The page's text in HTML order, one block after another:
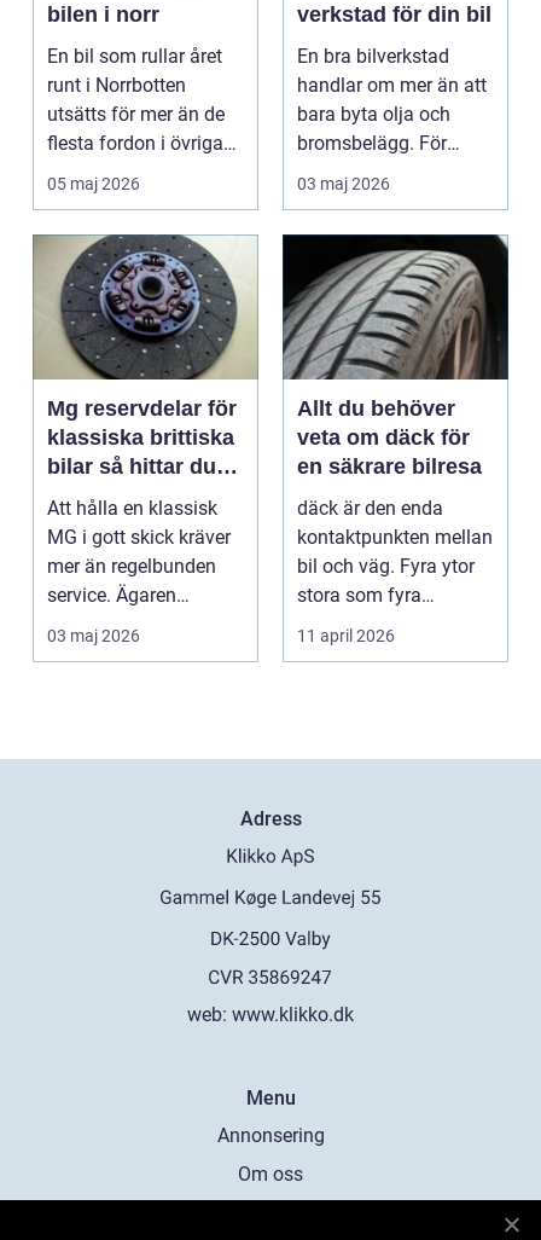
bilen i norr
En bil som rullar året
runt i Norrbotten
utsätts för mer än de
flesta fordon i övriga
landet. Kyla, ...
05 maj 2026
verkstad för din bil
En bra bilverkstad
handlar om mer än att
bara byta olja och
bromsbelägg. För
många är bilen
avgörand...
03 maj 2026
Mg reservdelar för
klassiska brittiska
bilar så hittar du
rätt delar
Att hålla en klassisk
MG i gott skick kräver
mer än regelbunden
service. Ägaren
behöver också ha kol...
03 maj 2026
Allt du behöver
veta om däck för
en säkrare bilresa
däck är den enda
kontaktpunkten mellan
bil och väg. Fyra ytor
stora som fyra
handflator avgör
bromss...
11 april 2026
Adress
web: www.klikko.dk
Menu
Annonsering
Om oss